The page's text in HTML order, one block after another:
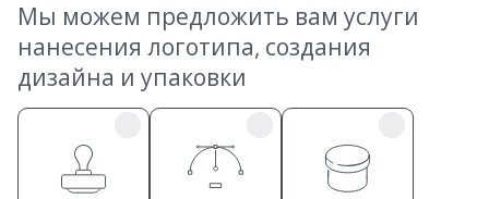
Мы можем предложить вам услуги
нанесения логотипа, создания
дизайна и упаковки